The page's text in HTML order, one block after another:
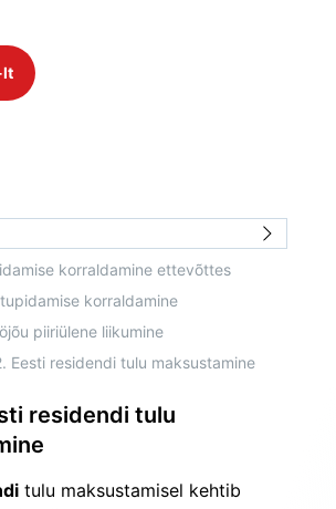
lt
korraldamine ettevõttes
korraldamine
piiriülene liikumine
Eesti residendi tulu maksustamine
residendi tulu